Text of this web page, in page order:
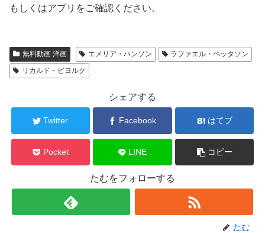
もしくはアプリをご確認ください。
無料動画 洋画 エメリア・ハンソン
ラファエル・ペッタソン
リカルド・ビヨルク
シェアする
Twitter Facebook はてブ
Pocket LINE コピー
たむをフォローする
たむ